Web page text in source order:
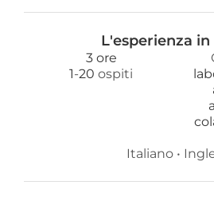
L'esperienza
3 ore
1-20 ospiti
Italiano •